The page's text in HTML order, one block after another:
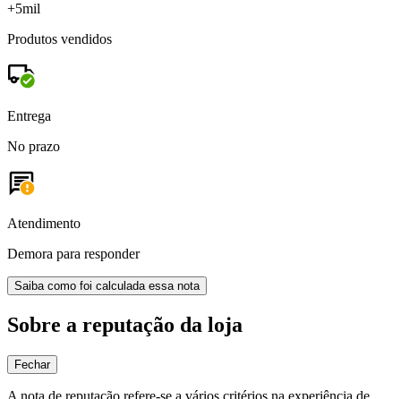
+5mil
Produtos vendidos
Entrega
No prazo
Atendimento
Demora para responder
Saiba como foi calculada essa nota
Sobre a reputação da loja
Fechar
A nota de reputação refere-se a vários critérios na experiência de